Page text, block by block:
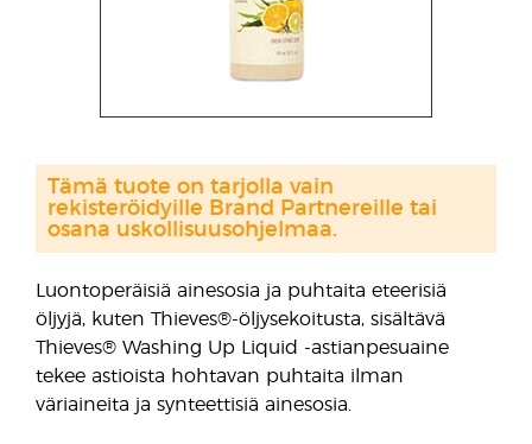
Luontoperäisiä ainesosia ja puhtaita eteerisiä
öljyjä, kuten Thieves®-öljysekoitusta, sisältävä
Thieves® Washing Up Liquid -astianpesuaine
tekee astioista hohtavan puhtaita ilman
väriaineita ja synteettisiä ainesosia.
Tämä tuote on tarjolla vain
rekisteröidyille Brand Partnereille tai
osana uskollisuusohjelmaa.